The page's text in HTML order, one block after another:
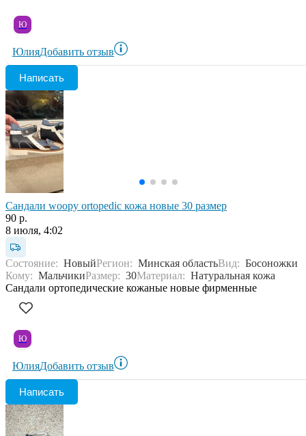
Ю
ЮлияДобавить отзыв
Написать
Сандали woopy ortopedic кожа новые 30 размер
90 р.
8 июля, 4:02
Состояние: НовыйРегион: Минская областьВид: Босоножки
Кому: МальчикиРазмер: 30Материал: Натуральная кожа
Сандали ортопедические кожаные новые фирменные
Ю
ЮлияДобавить отзыв
Написать